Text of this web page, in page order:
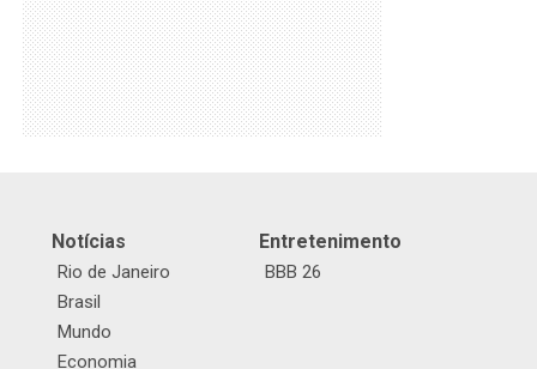
Notícias
Rio de Janeiro
Brasil
Mundo
Economia
Entretenimento
BBB 26